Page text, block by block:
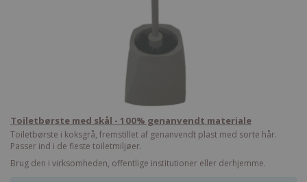
Toiletbørste med skål - 100% genanvendt materiale
Toiletbørste i koksgrå, fremstillet af genanvendt plast med sorte hår.
Passer ind i de fleste toiletmiljøer.
Brug den i virksomheden, offentlige institutioner eller derhjemme.